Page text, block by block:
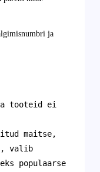
ja
tooteid ei
maitse,
valib
populaarse